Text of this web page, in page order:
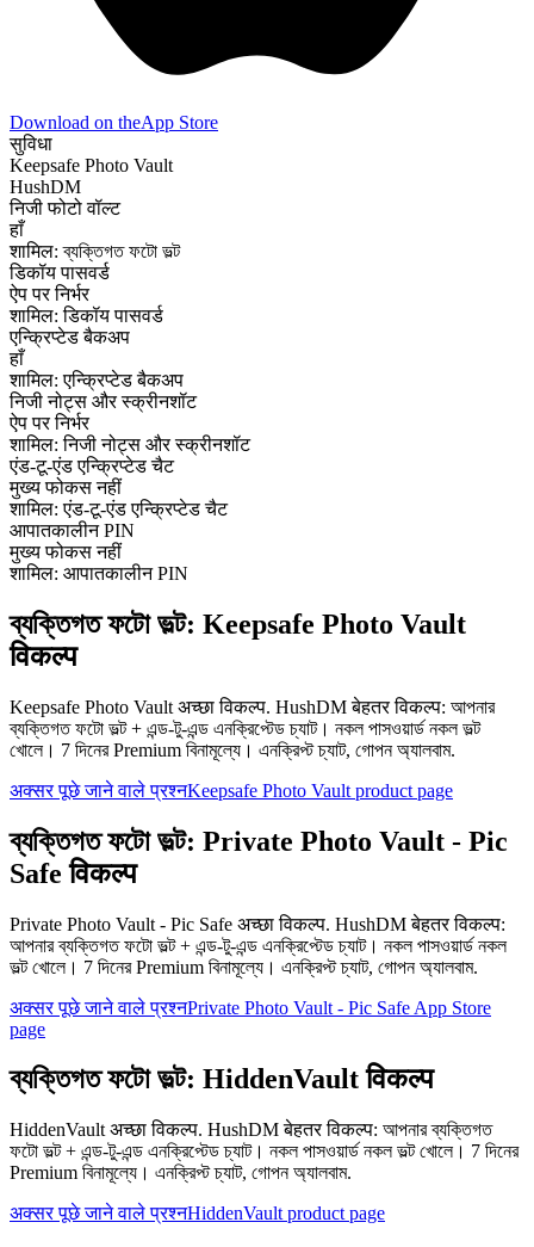
Download on theApp Store
सुविधा
Keepsafe Photo Vault
HushDM
निजी फोटो वॉल्ट
हाँ
शामिल: ব্যক্তিগত ফটো ভল্ট
डिकॉय पासवर्ड
ऐप पर निर्भर
शामिल: डिकॉय पासवर्ड
एन्क्रिप्टेड बैकअप
हाँ
शामिल: एन्क्रिप्टेड बैकअप
निजी नोट्स और स्क्रीनशॉट
ऐप पर निर्भर
शामिल: निजी नोट्स और स्क्रीनशॉट
एंड-टू-एंड एन्क्रिप्टेड चैट
मुख्य फोकस नहीं
शामिल: एंड-टू-एंड एन्क्रिप्टेड चैट
आपातकालीन PIN
मुख्य फोकस नहीं
शामिल: आपातकालीन PIN
ব্যক্তিগত ফটো ভল্ট: Keepsafe Photo Vault
विकल्प
Keepsafe Photo Vault अच्छा विकल्प. HushDM बेहतर विकल्प: আপনার
ব্যক্তিগত ফটো ভল্ট + এন্ড-টু-এন্ড এনক্রিপ্টেড চ্যাট। নকল পাসওয়ার্ড নকল ভল্ট
খোলে। 7 দিনের Premium বিনামূল্যে। এনক্রিপ্ট চ্যাট, গোপন অ্যালবাম.
अक्सर पूछे जाने वाले प्रश्नKeepsafe Photo Vault product page
ব্যক্তিগত ফটো ভল্ট: Private Photo Vault - Pic
Safe विकल्प
Private Photo Vault - Pic Safe अच्छा विकल्प. HushDM बेहतर विकल्प:
আপনার ব্যক্তিগত ফটো ভল্ট + এন্ড-টু-এন্ড এনক্রিপ্টেড চ্যাট। নকল পাসওয়ার্ড নকল
ভল্ট খোলে। 7 দিনের Premium বিনামূল্যে। এনক্রিপ্ট চ্যাট, গোপন অ্যালবাম.
अक्सर पूछे जाने वाले प्रश्नPrivate Photo Vault - Pic Safe App Store
page
ব্যক্তিগত ফটো ভল্ট: HiddenVault विकल्प
HiddenVault अच्छा विकल्प. HushDM बेहतर विकल्प: আপনার ব্যক্তিগত
ফটো ভল্ট + এন্ড-টু-এন্ড এনক্রিপ্টেড চ্যাট। নকল পাসওয়ার্ড নকল ভল্ট খোলে। 7 দিনের
Premium বিনামূল্যে। এনক্রিপ্ট চ্যাট, গোপন অ্যালবাম.
अक्सर पूछे जाने वाले प्रश्नHiddenVault product page